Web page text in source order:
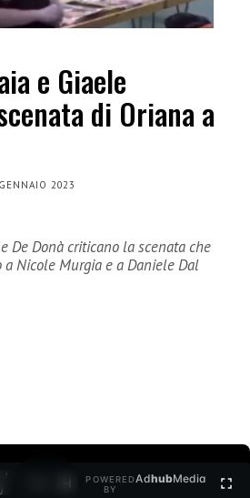
e Giaele
di Oriana a
2023
De Donà criticano la scenata che
Nicole Murgia e a Daniele Dal
/
POWERED
BY
AdhubMedia